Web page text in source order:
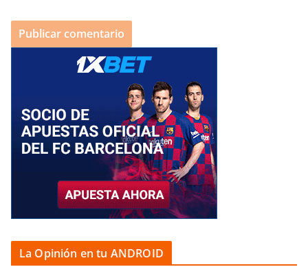
La Opinión en tu ANDROID